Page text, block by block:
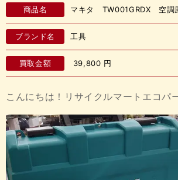
商品名 マキタ TW001GRDX 空調
ブランド名 工具
買取金額 39,800 円
こんにちは！リサイクルマートエコパ